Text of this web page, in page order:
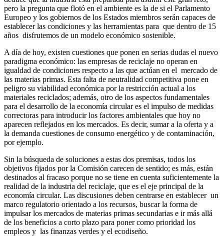
pero la pregunta que flotó en el ambiente es la de si el Parlamento
Europeo y los gobiernos de los Estados miembros serán capaces de
establecer las condiciones y las herramientas para que dentro de 15
años disfrutemos de un modelo económico sostenible.
A día de hoy, existen cuestiones que ponen en serias dudas el nuevo
paradigma económico: las empresas de reciclaje no operan en
igualdad de condiciones respecto a las que actúan en el mercado de
las materias primas. Esta falta de neutralidad competitiva pone en
peligro su viabilidad económica por la restricción actual a los
materiales reciclados; además, otro de los aspectos fundamentales
para el desarrollo de la economía circular es el impulso de medidas
correctoras para introducir los factores ambientales que hoy no
aparecen reflejados en los mercados. Es decir, sumar a la oferta y a
la demanda cuestiones de consumo energético y de contaminación,
por ejemplo.
Sin la búsqueda de soluciones a estas dos premisas, todos los
objetivos fijados por la Comisión carecen de sentido; es más, están
destinados al fracaso porque no se tiene en cuenta suficientemente la
realidad de la industria del reciclaje, que es el eje principal de la
economía circular. Las discusiones deben centrarse en establecer un
marco regulatorio orientado a los recursos, buscar la forma de
impulsar los mercados de materias primas secundarias e ir más allá
de los beneficios a corto plazo para poner como prioridad los
empleos y las finanzas verdes y el ecodiseño.